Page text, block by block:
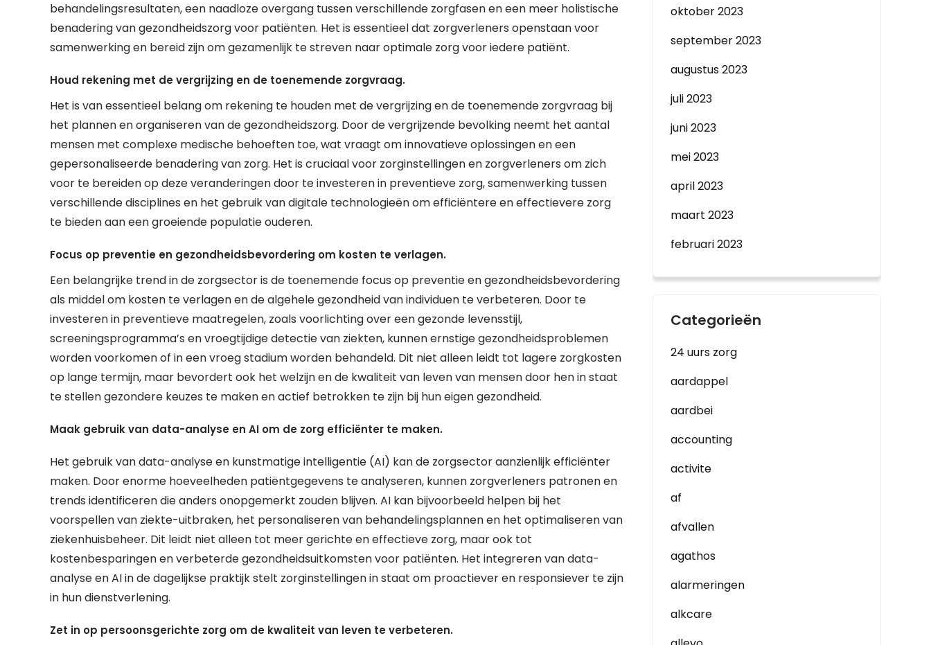
behandelingsresultaten, een naadloze overgang tussen verschillende zorgfasen en een meer holistische
benadering van gezondheidszorg voor patiënten. Het is essentieel dat zorgverleners openstaan voor
samenwerking en bereid zijn om gezamenlijk te streven naar optimale zorg voor iedere patiënt.
Houd rekening met de vergrijzing en de toenemende zorgvraag.
Het is van essentieel belang om rekening te houden met de vergrijzing en de toenemende zorgvraag bij
het plannen en organiseren van de gezondheidszorg. Door de vergrijzende bevolking neemt het aantal
mensen met complexe medische behoeften toe, wat vraagt om innovatieve oplossingen en een
gepersonaliseerde benadering van zorg. Het is cruciaal voor zorginstellingen en zorgverleners om zich
voor te bereiden op deze veranderingen door te investeren in preventieve zorg, samenwerking tussen
verschillende disciplines en het gebruik van digitale technologieën om efficiëntere en effectievere zorg
te bieden aan een groeiende populatie ouderen.
Focus op preventie en gezondheidsbevordering om kosten te verlagen.
Een belangrijke trend in de zorgsector is de toenemende focus op preventie en gezondheidsbevordering
als middel om kosten te verlagen en de algehele gezondheid van individuen te verbeteren. Door te
investeren in preventieve maatregelen, zoals voorlichting over een gezonde levensstijl,
screeningsprogramma’s en vroegtijdige detectie van ziekten, kunnen ernstige gezondheidsproblemen
worden voorkomen of in een vroeg stadium worden behandeld. Dit niet alleen leidt tot lagere zorgkosten
op lange termijn, maar bevordert ook het welzijn en de kwaliteit van leven van mensen door hen in staat
te stellen gezondere keuzes te maken en actief betrokken te zijn bij hun eigen gezondheid.
Maak gebruik van data-analyse en AI om de zorg efficiënter te maken.
Het gebruik van data-analyse en kunstmatige intelligentie (AI) kan de zorgsector aanzienlijk efficiënter
maken. Door enorme hoeveelheden patiëntgegevens te analyseren, kunnen zorgverleners patronen en
trends identificeren die anders onopgemerkt zouden blijven. AI kan bijvoorbeeld helpen bij het
voorspellen van ziekte-uitbraken, het personaliseren van behandelingsplannen en het optimaliseren van
ziekenhuisbeheer. Dit leidt niet alleen tot meer gerichte en effectieve zorg, maar ook tot
kostenbesparingen en verbeterde gezondheidsuitkomsten voor patiënten. Het integreren van data-
analyse en AI in de dagelijkse praktijk stelt zorginstellingen in staat om proactiever en responsiever te zijn
in hun dienstverlening.
Zet in op persoonsgerichte zorg om de kwaliteit van leven te verbeteren.
oktober 2023
september 2023
augustus 2023
juli 2023
juni 2023
mei 2023
april 2023
maart 2023
februari 2023
Categorieën
24 uurs zorg
aardappel
aardbei
accounting
activite
af
afvallen
agathos
alarmeringen
alkcare